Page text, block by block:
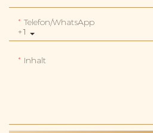
+1
Telefon/WhatsApp
Inhalt